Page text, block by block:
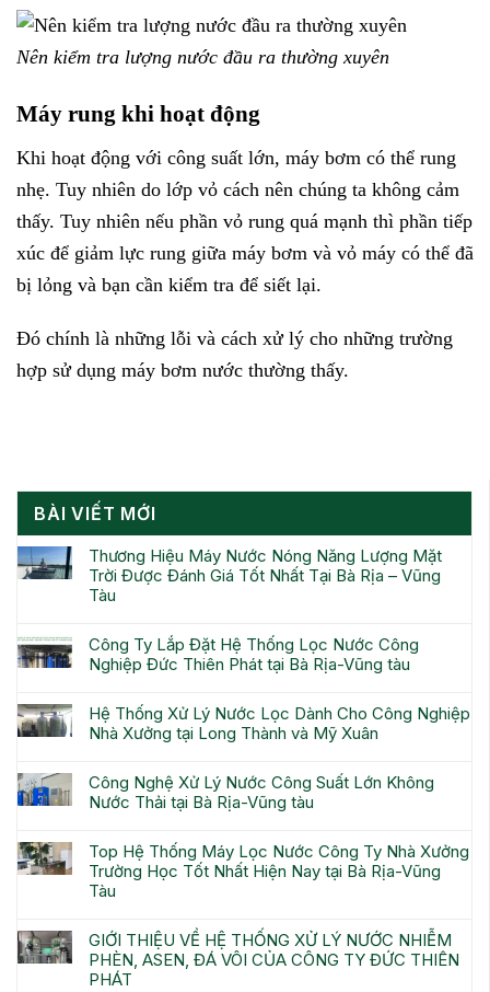
BÀI VIẾT MỚI
Thương Hiệu Máy Nước Nóng Năng Lượng Mặt
Trời Được Đánh Giá Tốt Nhất Tại Bà Rịa – Vũng
Tàu
Công Ty Lắp Đặt Hệ Thống Lọc Nước Công
Nghiệp Đức Thiên Phát tại Bà Rịa-Vũng tàu
Hệ Thống Xử Lý Nước Lọc Dành Cho Công Nghiệp
Nhà Xưởng tại Long Thành và Mỹ Xuân
Công Nghệ Xử Lý Nước Công Suất Lớn Không
Nước Thải tại Bà Rịa-Vũng tàu
Top Hệ Thống Máy Lọc Nước Công Ty Nhà Xưởng
Trường Học Tốt Nhất Hiện Nay tại Bà Rịa-Vũng
Tàu
GIỚI THIỆU VỀ HỆ THỐNG XỬ LÝ NƯỚC NHIỄM
PHÈN, ASEN, ĐÁ VÔI CỦA CÔNG TY ĐỨC THIÊN
PHÁT
Nên kiểm tra lượng nước đầu ra thường xuyên
Máy rung khi hoạt động
Khi hoạt động với công suất lớn, máy bơm có thể rung
nhẹ. Tuy nhiên do lớp vỏ cách nên chúng ta không cảm
thấy. Tuy nhiên nếu phần vỏ rung quá mạnh thì phần tiếp
xúc để giảm lực rung giữa máy bơm và vỏ máy có thể đã
bị lỏng và bạn cần kiểm tra để siết lại.
Đó chính là những lỗi và cách xử lý cho những trường
hợp sử dụng máy bơm nước thường thấy.